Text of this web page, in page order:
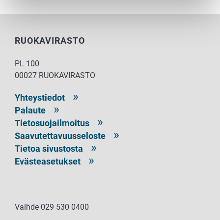
RUOKAVIRASTO
PL 100
00027 RUOKAVIRASTO
Yhteystiedot
Palaute
Tietosuojailmoitus
Saavutettavuusseloste
Tietoa sivustosta
Evästeasetukset
Vaihde 029 530 0400